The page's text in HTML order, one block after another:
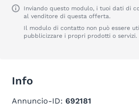
Inviando questo modulo, i tuoi dati di
al venditore di questa offerta.
Il modulo di contatto non può essere
pubblicizzare i propri prodotti o servizi.
Info
Annuncio-ID: 692181